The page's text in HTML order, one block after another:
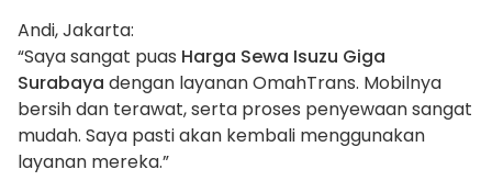
Andi, Jakarta:
“Saya sangat puas Harga Sewa Isuzu Giga
Surabaya dengan layanan OmahTrans. Mobilnya
bersih dan terawat, serta proses penyewaan sangat
mudah. Saya pasti akan kembali menggunakan
layanan mereka.”